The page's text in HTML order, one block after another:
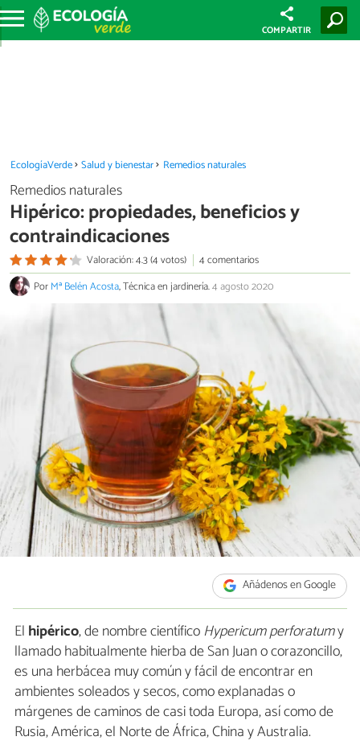
COMPARTIR
EcologíaVerde Salud y bienestar Remedios naturales
Remedios naturales
Hipérico: propiedades, beneficios y
contraindicaciones
Valoración: 4.3 (4 votos)
4 comentarios
PorMª Belén Acosta, Técnica en jardinería.4 agosto 2020
Añádenos en Google
El hipérico, de nombre científicoHypericum perforatumy
llamado habitualmente hierba de San Juan o corazoncillo,
es una herbácea muy común y fácil de encontrar en
ambientes soleados y secos, como explanadas o
márgenes de caminos de casi toda Europa, así como de
Rusia, América, el Norte de África, China y Australia.